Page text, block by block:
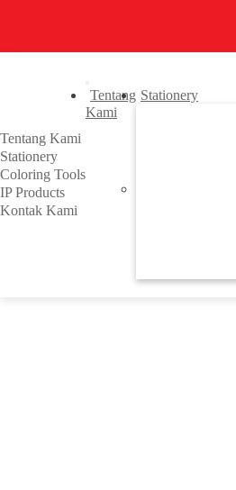
Tentang Kami
Stationery
Coloring Tools
IP Products
Kontak Kami
Tentang
Kami
Stationery